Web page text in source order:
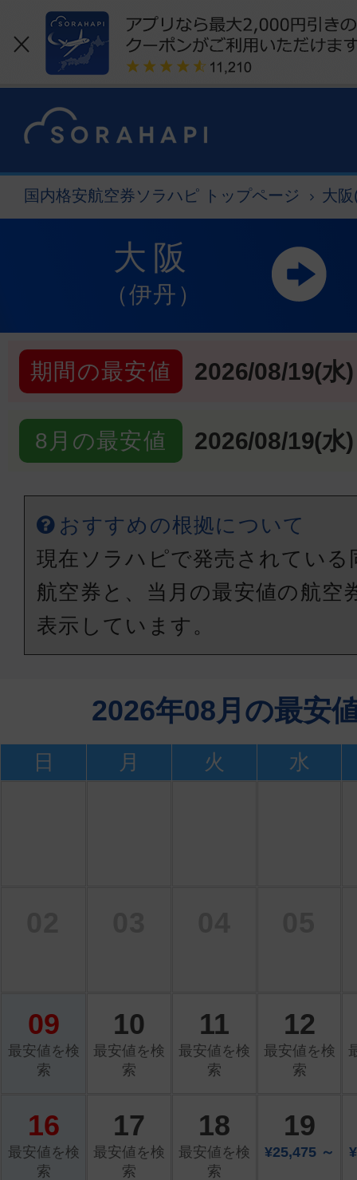
国内格安航空券ソラハピ トップページ 大
大阪
（伊丹）
期間の最安値 2026/08/19(水)
8月の最安値 2026/08/19(水)
おすすめの根拠について
現在ソラハピで発売されている
航空券と、当月の最安値の航空
表示しています。
2026年08月の最安
日 月 火 水
09
最安値を検
索
10
最安値を検
索
11
最安値を検
索
12
最安値を検
索
16
最安値を検
索
17
最安値を検
索
18
最安値を検
索
19
¥25,475 ～